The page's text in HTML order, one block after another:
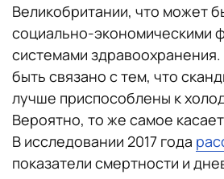
Великобритании, что может
социально-экономическими
системами
быть связано с тем, что
лучше приспособлены к
Вероятно, то же самое
В исследовании 2017 года
показатели смертности и